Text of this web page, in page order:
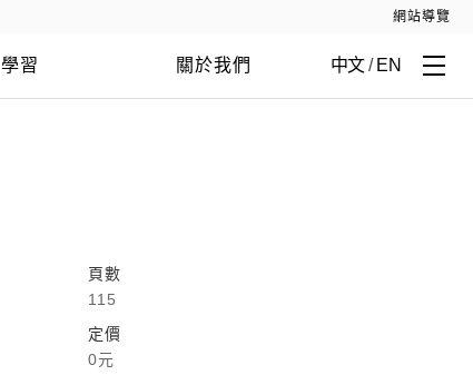
網站導覽
學習 關於我們 中文 / EN
頁數
115
定價
0元